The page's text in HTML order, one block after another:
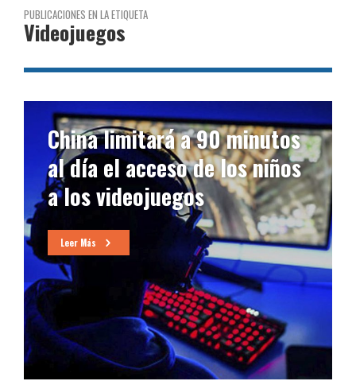
PUBLICACIONES EN LA ETIQUETA
Videojuegos
China limitará a 90 minutos
al día el acceso de los niños
a los videojuegos
Leer Más